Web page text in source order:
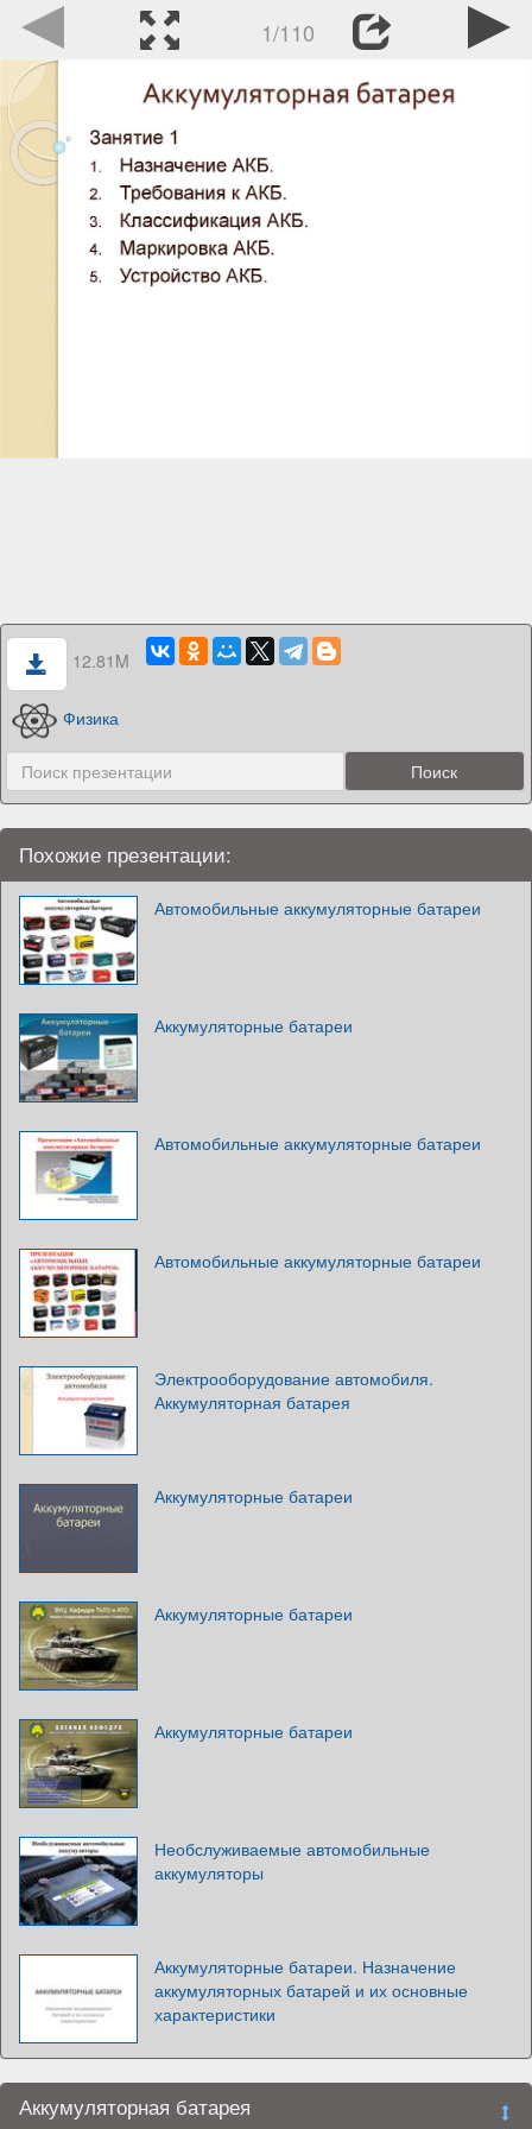
1/110
12.81M
Физика
Похожие презентации:
Автомобильные аккумуляторные батареи
Аккумуляторные батареи
Автомобильные аккумуляторные батареи
Автомобильные аккумуляторные батареи
Электрооборудование автомобиля.
Аккумуляторная батарея
Аккумуляторные батареи
Аккумуляторные батареи
Аккумуляторные батареи
Необслуживаемые автомобильные
аккумуляторы
Аккумуляторные батареи. Назначение
аккумуляторных батарей и их основные
характеристики
Аккумуляторная батарея